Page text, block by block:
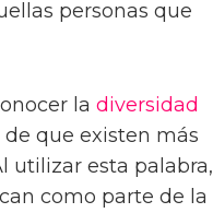
personas que
la diversidad
de que existen más
utilizar esta palabra,
como parte de la